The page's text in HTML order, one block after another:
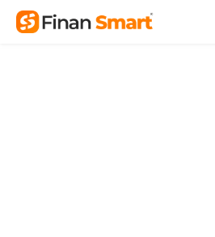
Skip